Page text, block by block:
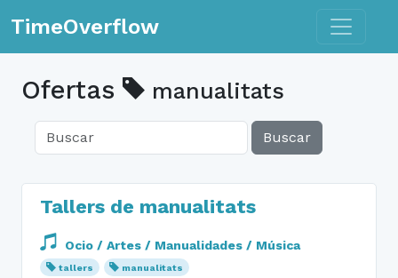
TimeOverflow Toggle
Ofertas manualitats
Buscar
Tallers de manualitats
Ocio / Artes / Manualidades / Música
tallers manualitats